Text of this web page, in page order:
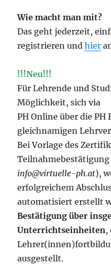
Wie macht man mit?
Das geht jederzeit,
registrieren undhier
!!!Neu!!!
Für Lehrende und
Möglichkeit, sich via
PH Online über die PH
gleichnamigen
Bei Vorlage des
Teilnahmebestätigung
info@virtuelle-ph.at),
erfolgreichem
automatisiert erstellt
Bestätigung über
Unterrichtseinheiten,
ausgestellt.